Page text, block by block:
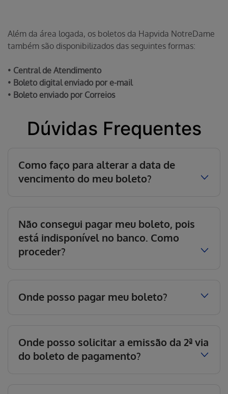
Além da área logada, os boletos da Hapvida NotreDame
também são disponibilizados das seguintes formas:
• Central de Atendimento
• Boleto digital enviado por e-mail
• Boleto enviado por Correios
Dúvidas Frequentes
Como faço para alterar a data de
vencimento do meu boleto?
Não consegui pagar meu boleto, pois
está indisponível no banco. Como
proceder?
Onde posso pagar meu boleto?
Onde posso solicitar a emissão da 2ª via
do boleto de pagamento?